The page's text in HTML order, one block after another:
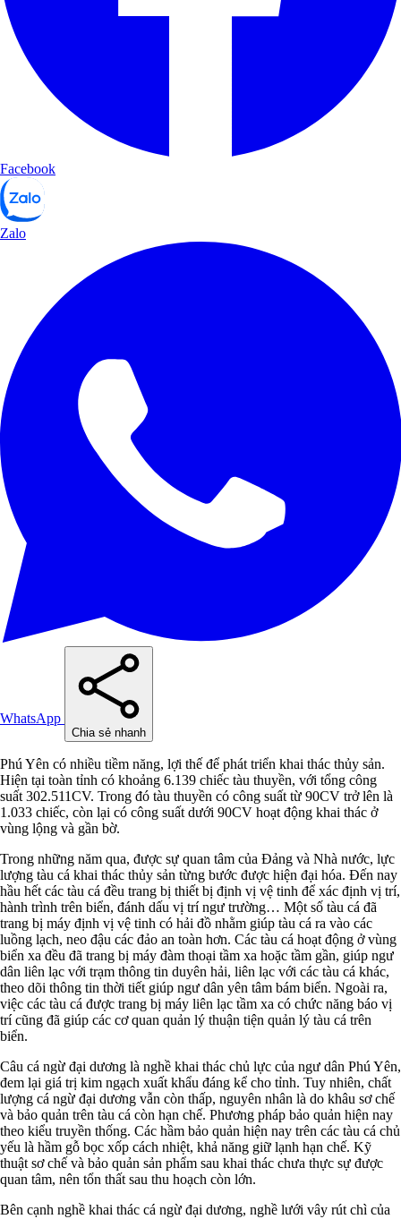
Facebook
Zalo
WhatsApp
Chia sẻ nhanh
Phú Yên có nhiều tiềm năng, lợi thế để phát triển khai thác thủy sản.
Hiện tại toàn tỉnh có khoảng 6.139 chiếc tàu thuyền, với tổng công
suất 302.511CV. Trong đó tàu thuyền có công suất từ 90CV trở lên là
1.033 chiếc, còn lại có công suất dưới 90CV hoạt động khai thác ở
vùng lộng và gần bờ.
Trong những năm qua, được sự quan tâm của Đảng và Nhà nước, lực
lượng tàu cá khai thác thủy sản từng bước được hiện đại hóa. Đến nay
hầu hết các tàu cá đều trang bị thiết bị định vị vệ tinh để xác định vị trí,
hành trình trên biển, đánh dấu vị trí ngư trường… Một số tàu cá đã
trang bị máy định vị vệ tinh có hải đồ nhằm giúp tàu cá ra vào các
luồng lạch, neo đậu các đảo an toàn hơn. Các tàu cá hoạt động ở vùng
biển xa đều đã trang bị máy đàm thoại tầm xa hoặc tầm gần, giúp ngư
dân liên lạc với trạm thông tin duyên hải, liên lạc với các tàu cá khác,
theo dõi thông tin thời tiết giúp ngư dân yên tâm bám biển. Ngoài ra,
việc các tàu cá được trang bị máy liên lạc tầm xa có chức năng báo vị
trí cũng đã giúp các cơ quan quản lý thuận tiện quản lý tàu cá trên
biển.
Câu cá ngừ đại dương là nghề khai thác chủ lực của ngư dân Phú Yên,
đem lại giá trị kim ngạch xuất khẩu đáng kể cho tỉnh. Tuy nhiên, chất
lượng cá ngừ đại dương vẫn còn thấp, nguyên nhân là do khâu sơ chế
và bảo quản trên tàu cá còn hạn chế. Phương pháp bảo quản hiện nay
theo kiểu truyền thống. Các hầm bảo quản hiện nay trên các tàu cá chủ
yếu là hầm gỗ bọc xốp cách nhiệt, khả năng giữ lạnh hạn chế. Kỹ
thuật sơ chế và bảo quản sản phẩm sau khai thác chưa thực sự được
quan tâm, nên tổn thất sau thu hoạch còn lớn.
Bên cạnh nghề khai thác cá ngừ đại dương, nghề lưới vây rút chì của